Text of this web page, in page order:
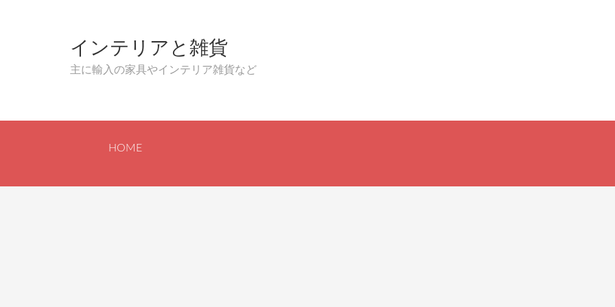
インテリアと雑貨
主に輸入の家具やインテリア雑貨など
HOME